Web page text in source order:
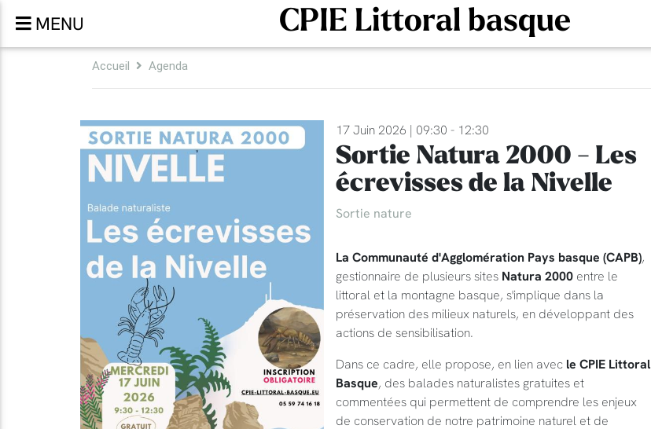
MENU CPIE Littoral basque
Accueil Agenda
17 Juin 2026 | 09:30 - 12:30
Sortie Natura 2000 - Les
écrevisses de la Nivelle
Sortie nature
La Communauté d'Agglomération Pays basque (CAPB),
gestionnaire de plusieurs sites Natura 2000entre le
littoral et la montagne basque, s'implique dans la
préservation des milieux naturels, en développant des
actions de sensibilisation.
Dans ce cadre, elle propose, en lien avec le CPIE Littoral
Basque, des balades naturalistes gratuites et
commentées qui permettent de comprendre les enjeux
de conservation de notre patrimoine naturel et de